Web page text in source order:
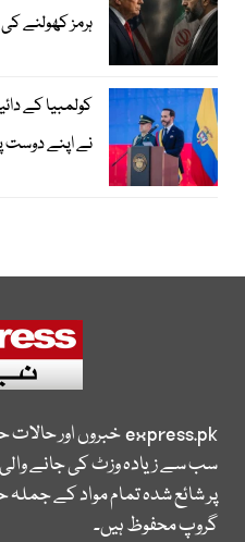
ہرمز کھولنے
کولمبیا کے
نے اپنے دوست
express.pkخبروں اور
سب سے زیادہ وزٹ کی جانے
پر شائع شدہ تمام مواد کے
گروپ محفوظ ہیں۔